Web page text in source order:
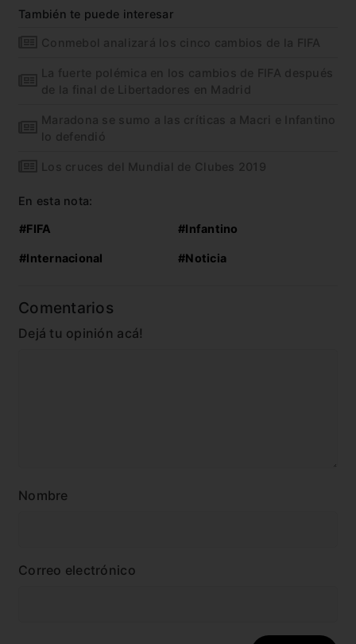
También te puede interesar
Conmebol analizará los cinco cambios de la FIFA
La fuerte polémica en los cambios de FIFA después
de la final de Libertadores en Madrid
Maradona se sumo a las críticas a Macri e Infantino
lo defendió
Los cruces del Mundial de Clubes 2019
En esta nota:
#FIFA #Infantino
#Internacional #Noticia
Comentarios
Dejá tu opinión acá!
Nombre
Correo electrónico